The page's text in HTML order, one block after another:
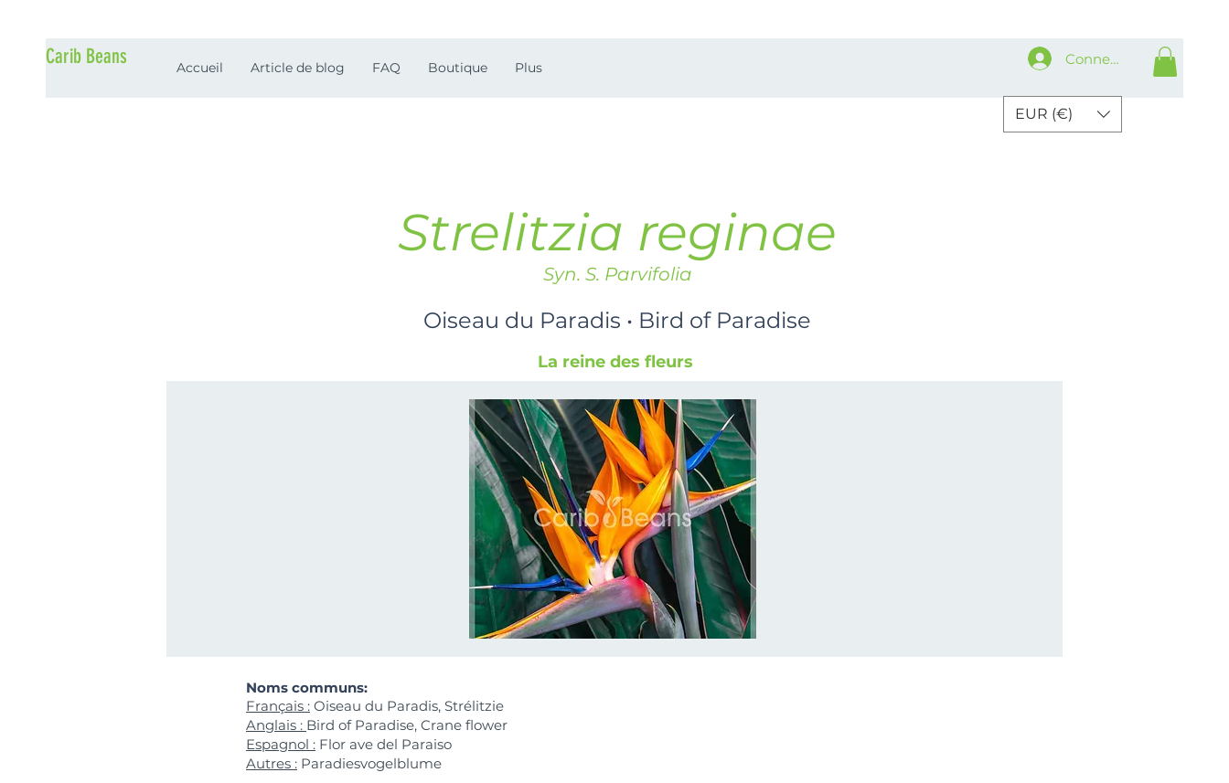
Carib Beans Accueil Article de blog FAQ Boutique Plus
Connexion
EUR (€)
Strelitzia reginae
Syn. S. Parvifolia
Oiseau du Paradis • Bird of Paradise
La reine des fleurs
Noms communs:
Français : Oiseau du Paradis, Strélitzie
Anglais : Bird of Paradise, Crane flower
Espagnol : Flor ave del Paraiso
Autres : Paradiesvogelblume